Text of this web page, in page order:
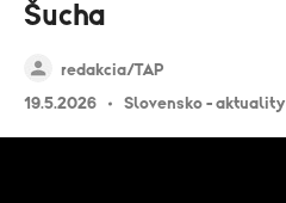
redakcia/TAP
19.5.2026
Slovensko - aktuality
Šucha